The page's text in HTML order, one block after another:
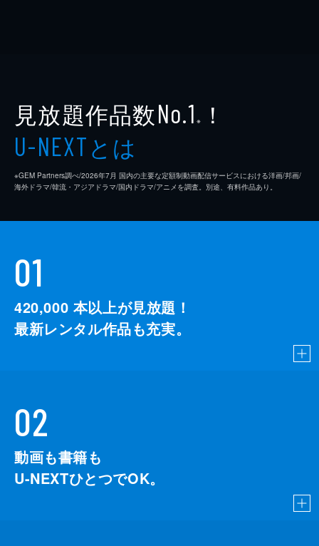
見放題作品数No.1 ※ ！
U-NEXTとは
※GEM Partners調べ/2026年7⽉ 国内の主要な定額制動画配信サービスにおける洋画/邦画/
海外ドラマ/韓流・アジアドラマ/国内ドラマ/アニメを調査。別途、有料作品あり。
01
420,000 本以上が見放題！
最新レンタル作品も充実。
02
動画も書籍も
U-NEXTひとつでOK。